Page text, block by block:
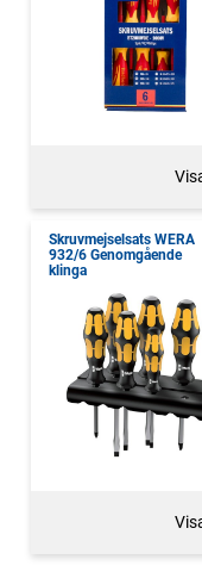
Skruvmejselsats WERA
932/6 Genomgående
klinga